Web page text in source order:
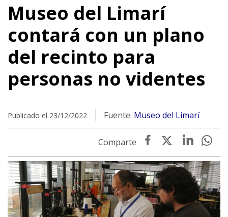
Museo del Limarí
contará con un plano
del recinto para
personas no videntes
Publicado el 23/12/2022 Fuente: Museo del Limarí